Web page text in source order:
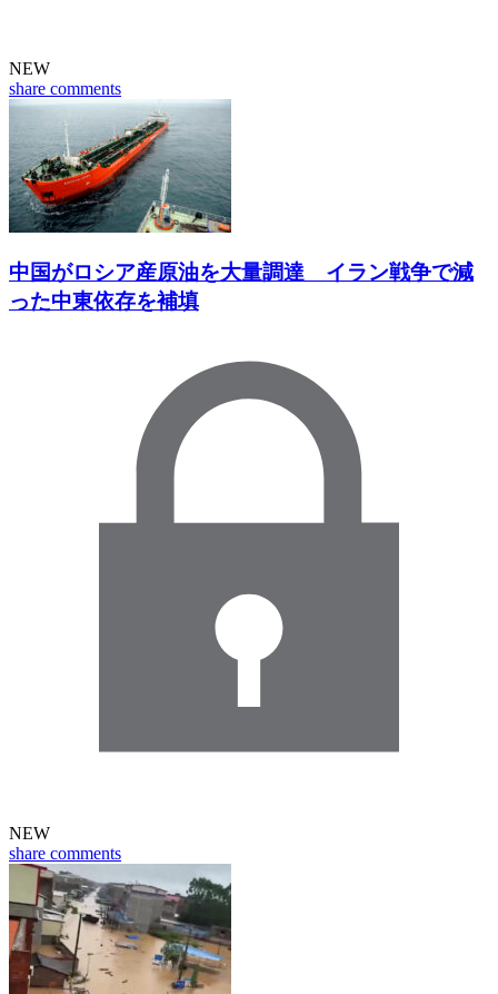
NEW
share comments
中国がロシア産原油を大量調達 イラン戦争で減
った中東依存を補填
NEW
share comments